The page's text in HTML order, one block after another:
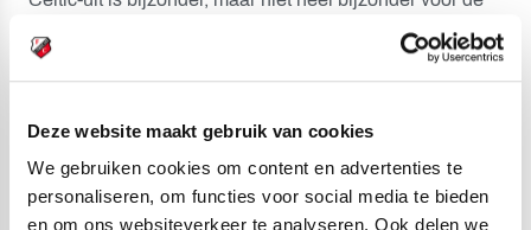
Deze website maakt gebruik van cookies
We gebruiken cookies om content en advertenties te
personaliseren, om functies voor social media te bieden
en om ons websiteverkeer te analyseren. Ook delen we
doorgaans zo nuchtere doelman.
“Ik heb nog wel contact met wat mensen. Het is niet
elkaar weer te zien.”